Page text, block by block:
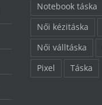
Notebook táska
Női kézitáska
Női válltáska
Pixel
Táska